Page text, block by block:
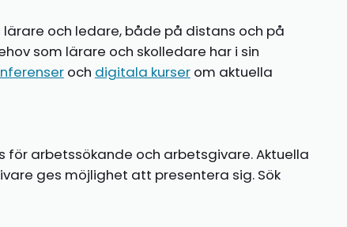
och ledare, både på distans och på
som lärare och skolledare har i sin
och digitala kurserom aktuella
arbetssökande och arbetsgivare. Aktuella
ges möjlighet att presentera sig. Sök